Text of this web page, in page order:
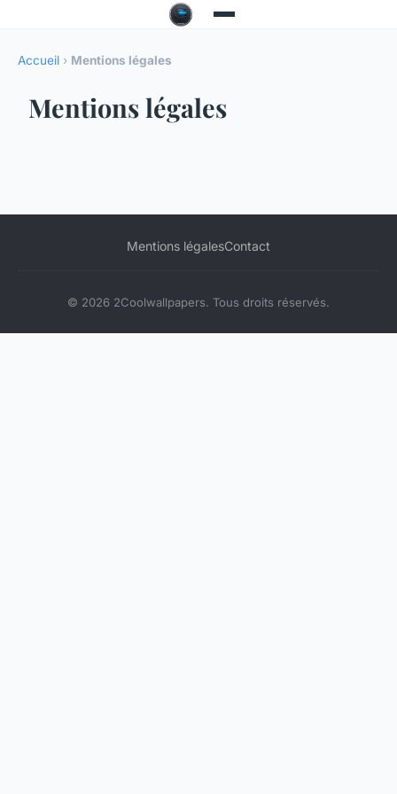
Accueil › Mentions légales
Mentions légales
Mentions légalesContact
© 2026 2Coolwallpapers. Tous droits réservés.